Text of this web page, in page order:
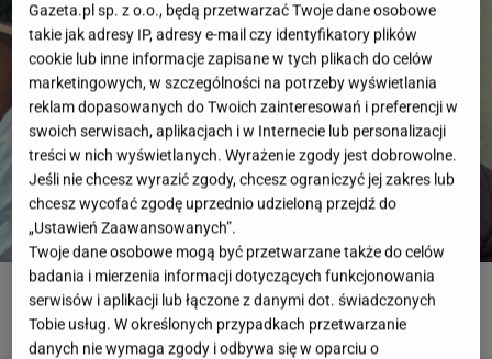
ROZWIĄŻ QUIZ
Gazeta.pl sp. z o.o., będą przetwarzać Twoje dane osobowe
takie jak adresy IP, adresy e-mail czy identyfikatory plików
cookie lub inne informacje zapisane w tych plikach do celów
marketingowych, w szczególności na potrzeby wyświetlania
reklam dopasowanych do Twoich zainteresowań i preferencji w
swoich serwisach, aplikacjach i w Internecie lub personalizacji
treści w nich wyświetlanych. Wyrażenie zgody jest dobrowolne.
Jeśli nie chcesz wyrazić zgody, chcesz ograniczyć jej zakres lub
chcesz wycofać zgodę uprzednio udzieloną przejdź do
„Ustawień Zaawansowanych”.
Twoje dane osobowe mogą być przetwarzane także do celów
badania i mierzenia informacji dotyczących funkcjonowania
serwisów i aplikacji lub łączone z danymi dot. świadczonych
Tobie usług. W określonych przypadkach przetwarzanie
danych nie wymaga zgody i odbywa się w oparciu o